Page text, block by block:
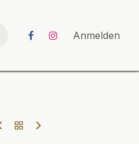
Anmelden